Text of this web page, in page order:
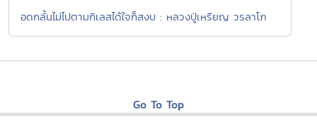
อดกลั้นไม่ไปตามกิเลสได้ใจก็สงบ : หลวงปู่เหรียญ วรลาโภ
Go To Top